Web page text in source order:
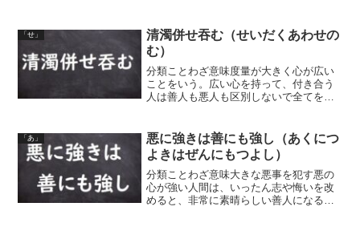
「せ」
清濁併せ吞む（せいだくあわせの
む）
分類ことわざ意味度量が大きく心が広い
ことをいう。広い心を持って、付き合う
人は善人も悪人も区別しないで全てを受
（飲み込む）海のように、気に入った人
だけでなく嫌な人、嫌いな...
「あ」
悪に強きは善にも強し（あくにつ
よきはぜんにもつよし）
分類ことわざ意味大きな悪事を犯す悪の
心が強い人間は、いったん志や悔いを改
めると、非常に素晴らしい善人になる。